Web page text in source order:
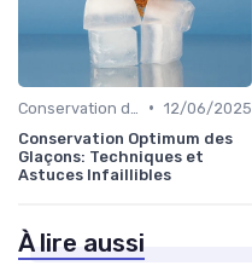
• 12/06/2025
Conservation Optimum des
Glaçons: Techniques et
Astuces Infaillibles
À lire aussi